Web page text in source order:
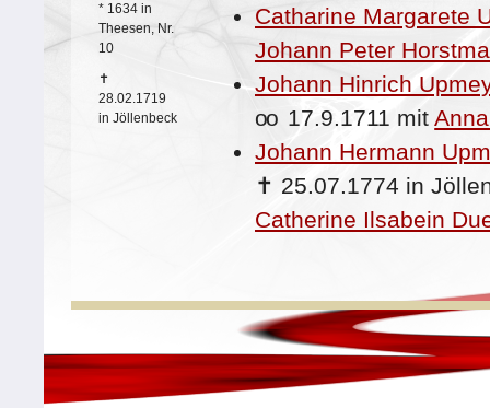
* 1634 in
Theesen, Nr.
10
✝
28.02.1719
in Jöllenbeck
Catharine Margarete
Johann Peter
Johann Hinrich
oo 17.9.1711 mit
Johann Hermann
✝ 25.07.1774 in
Catherine Ilsabein